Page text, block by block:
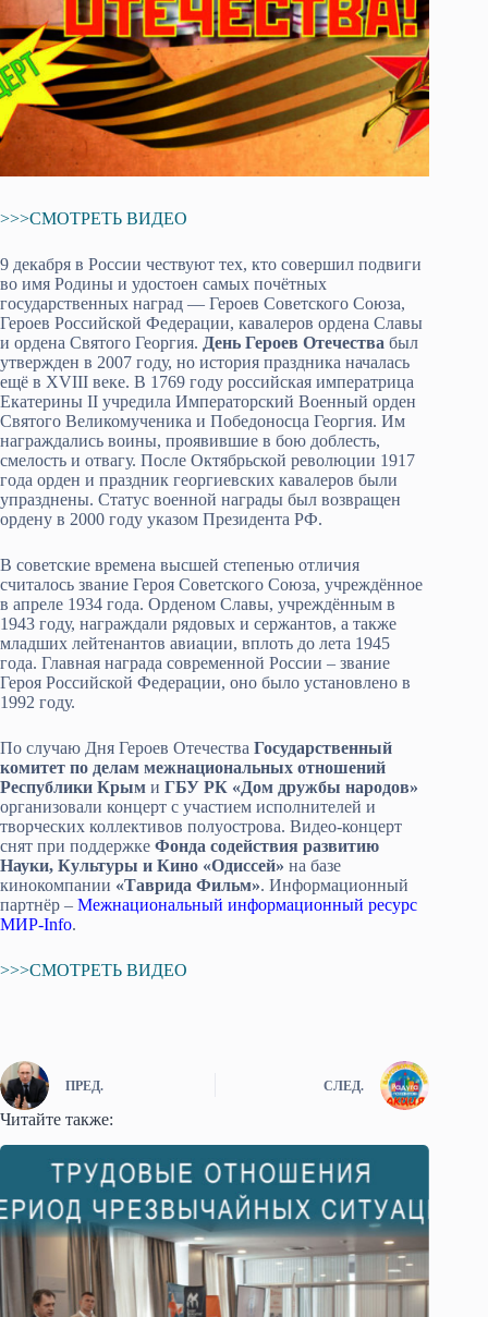
>>>СМОТРЕТЬ ВИДЕО
9 декабря в России чествуют тех, кто совершил подвиги
во имя Родины и удостоен самых почётных
государственных наград — Героев Советского Союза,
Героев Российской Федерации, кавалеров ордена Славы
и ордена Святого Георгия. День Героев Отечества был
утвержден в 2007 году, но история праздника началась
ещё в XVIII веке. В 1769 году российская императрица
Екатерины II учредила Императорский Военный орден
Святого Великомученика и Победоносца Георгия. Им
награждались воины, проявившие в бою доблесть,
смелость и отвагу. После Октябрьской революции 1917
года орден и праздник георгиевских кавалеров были
упразднены. Статус военной награды был возвращен
ордену в 2000 году указом Президента РФ.
В советские времена высшей степенью отличия
считалось звание Героя Советского Союза, учреждённое
в апреле 1934 года. Орденом Славы, учреждённым в
1943 году, награждали рядовых и сержантов, а также
младших лейтенантов авиации, вплоть до лета 1945
года. Главная награда современной России – звание
Героя Российской Федерации, оно было установлено в
1992 году.
По случаю Дня Героев Отечества Государственный
комитет по делам межнациональных отношений
Республики Крым и ГБУ РК «Дом дружбы народов»
организовали концерт с участием исполнителей и
творческих коллективов полуострова. Видео-концерт
снят при поддержке Фонда содействия развитию
Науки, Культуры и Кино «Одиссей» на базе
кинокомпании «Таврида Фильм». Информационный
партнёр – Межнациональный информационный ресурс
МИР-Info.
>>>СМОТРЕТЬ ВИДЕО
ПРЕД. СЛЕД.
Читайте также: